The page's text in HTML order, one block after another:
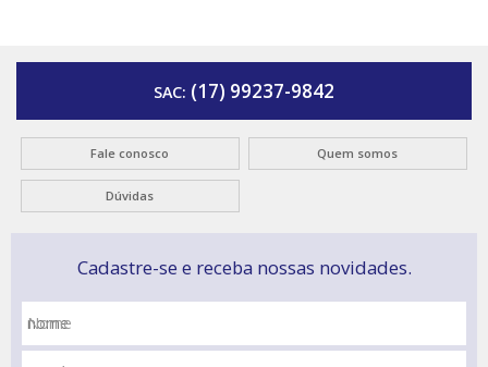
SAC: (17) 99237-9842
Fale conosco Quem somos
Dúvidas
Cadastre-se e receba nossas novidades.
Nome